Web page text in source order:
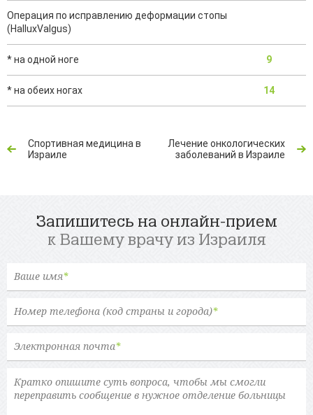
Операция по исправлению деформации стопы
(HalluxValgus)
* на одной ноге 9
* на обеих ногах 14
Спортивная медицина в
Израиле
Лечение онкологических
заболеваний в Израиле
Запишитесь на онлайн-прием
к Вашему врачу из Израиля
Ваше имя*
Номер телефона (код страны и города)*
Электронная почта*